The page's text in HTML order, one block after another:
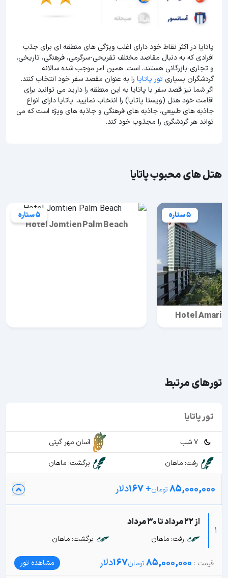
پاتایا در اکثر نقاط خود دارای اغلب ویژگی های منطقه ای برای جذب
افرادی که به دنبال مقاصد مختلف تفریحی-سرگرمی، فرهنگی، تاریخی،
و تجاری-بازرگانی هستند، است. همین امر موجب شده سالانه
گردشگران بسیاریتور پاتایا را به عنوان مقصد سفر خود انتخاب کنند.
اگر شما نیز قصد سفر با پاتایا به این منطقه را دارید می توانید برای
اقامت خود هتل (ویستا پاتایا) را انتخاب نمایید. پاتایا دارای انواع
جاذبه های طبیعی، جاذبه های فرهنگی و جاذبه های ویژه است که می
تواند هر گردشگری را مجذوب خود کند.
هتل های محبوب پاتایا
5 ستاره
Hotel Amari
5 ستاره
Hotel Jomtien Palm Beach
تورهای مرتبط
تور پاتایا
7 شب
آسان مهر گیتی
رفت: ماهان
برگشت: ماهان
85,000,000
+
167دلار
1
از 22 مرداد تا 30 مرداد
رفت: ماهان برگشت: ماهان
85,000,000
167دلار مشاهده تور